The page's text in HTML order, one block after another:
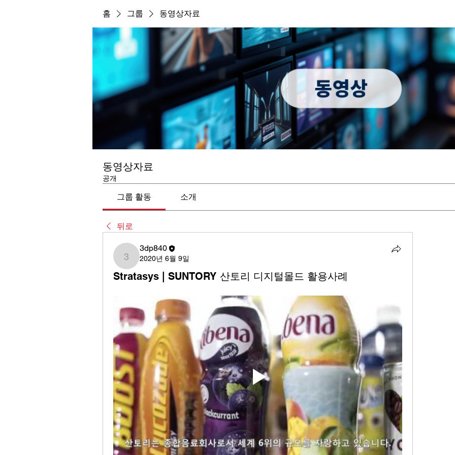
홈 그룹 동영상자료
동영상자료
공개
그룹 활동 소개
뒤로
3dp840
3dp840
2020년 6월 9일
Stratasys | SUNTORY 산토리 디지털몰드 활용사례